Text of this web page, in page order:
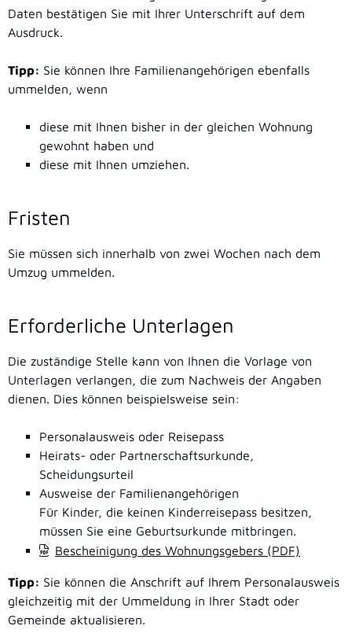
Daten bestätigen Sie mit Ihrer Unterschrift auf dem
Ausdruck.
Tipp: Sie können Ihre Familienangehörigen ebenfalls
ummelden, wenn
diese mit Ihnen bisher in der gleichen Wohnung
gewohnt haben und
diese mit Ihnen umziehen.
Fristen
Sie müssen sich innerhalb von zwei Wochen nach dem
Umzug ummelden.
Erforderliche Unterlagen
Die zuständige Stelle kann von Ihnen die Vorlage von
Unterlagen verlangen, die zum Nachweis der Angaben
dienen. Dies können beispielsweise sein:
Personalausweis oder Reisepass
Heirats- oder Partnerschaftsurkunde,
Scheidungsurteil
Ausweise der Familienangehörigen
Für Kinder, die keinen Kinderreisepass besitzen,
müssen Sie eine Geburtsurkunde mitbringen.
Bescheinigung des Wohnungsgebers (PDF)
Tipp: Sie können die Anschrift auf Ihrem Personalausweis
gleichzeitig mit der Ummeldung in Ihrer Stadt oder
Gemeinde aktualisieren.